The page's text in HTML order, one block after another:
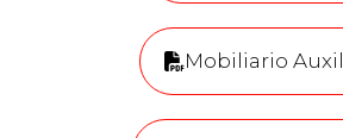
Mobiliario